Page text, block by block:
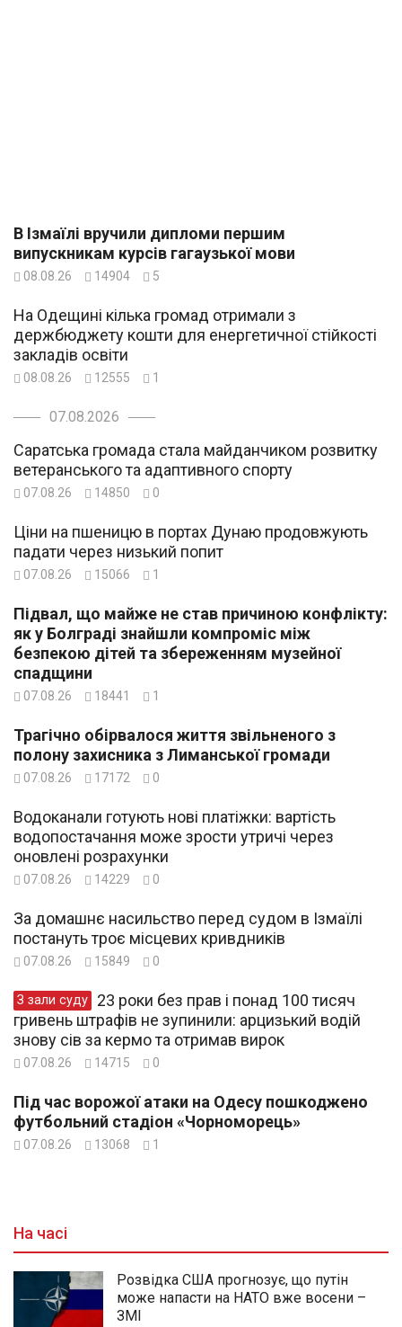
В Ізмаїлі вручили дипломи першим
випускникам курсів гагаузької мови
08.08.26 14904 5
На Одещині кілька громад отримали з
держбюджету кошти для енергетичної стійкості
закладів освіти
08.08.26 12555 1
07.08.2026
Саратська громада стала майданчиком розвитку
ветеранського та адаптивного спорту
07.08.26 14850 0
Ціни на пшеницю в портах Дунаю продовжують
падати через низький попит
07.08.26 15066 1
Підвал, що майже не став причиною конфлікту:
як у Болграді знайшли компроміс між
безпекою дітей та збереженням музейної
спадщини
07.08.26 18441 1
Трагічно обірвалося життя звільненого з
полону захисника з Лиманської громади
07.08.26 17172 0
Водоканали готують нові платіжки: вартість
водопостачання може зрости утричі через
оновлені розрахунки
07.08.26 14229 0
За домашнє насильство перед судом в Ізмаїлі
постануть троє місцевих кривдників
07.08.26 15849 0
З зали суду
гривень штрафів не зупинили: арцизький водій
знову сів за кермо та отримав вирок
07.08.26 14715 0
Під час ворожої атаки на Одесу пошкоджено
футбольний стадіон «Чорноморець»
07.08.26 13068 1
На часі
Розвідка США прогнозує, що путін
може напасти на НАТО вже восени –
ЗМІ